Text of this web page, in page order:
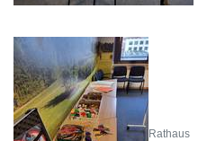
Rathaus